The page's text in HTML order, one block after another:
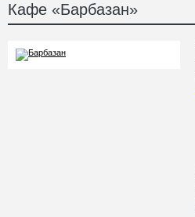
Кафе «Барбазан»